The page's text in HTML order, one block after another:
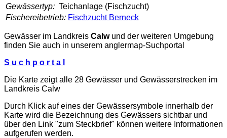
Gewässertyp: Teichanlage (Fischzucht)
Fischereibetrieb: Fischzucht Berneck
Gewässer im Landkreis Calwund der weiteren Umgebung
finden Sie auch in unserem anglermap-Suchportal
S u c h p o r t a l
Die Karte zeigt alle 28 Gewässer und Gewässerstrecken im
Landkreis Calw
Durch Klick auf eines der Gewässersymbole innerhalb der
Karte wird die Bezeichnung des Gewässers sichtbar und
über den Link "zum Steckbrief" können weitere Informationen
aufgerufen werden.